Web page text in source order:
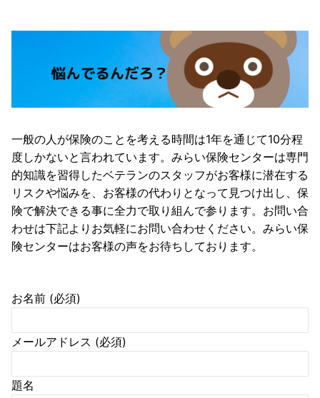
一般の人が保険のことを考える時間は1年を通じて10分程
度しかないと言われています。みらい保険センターは専門
的知識を習得したベテランのスタッフがお客様に潜在する
リスクや悩みを、お客様の代わりとなって見つけ出し、保
険で解決できる事に全力で取り組んで参ります。お問い合
わせは下記よりお気軽にお問い合わせください。みらい保
険センターはお客様の声をお待ちしております。
お名前 (必須)
メールアドレス (必須)
題名